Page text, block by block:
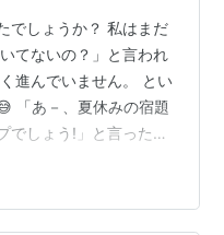
でしょうか？ 私はまだ
てないの？」と言われ
進んでいません。 とい
「あ－、夏休みの宿題
でしょう!」と言ったあ
!」 これを日本語で開
やればできるのよ、ご